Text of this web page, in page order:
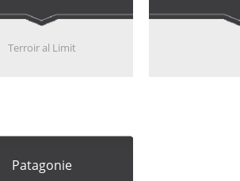
Terroir al Limit
Patagonie